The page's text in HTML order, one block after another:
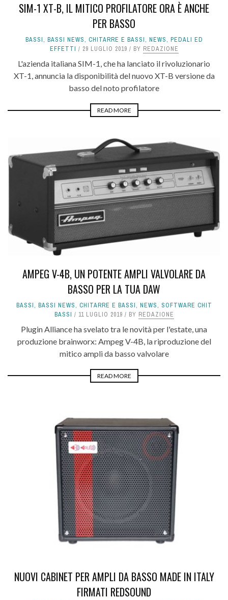
SIM-1 XT-B, IL MITICO PROFILATORE ORA È ANCHE
PER BASSO
BASSI, BASSI NEWS, CHITARRE E BASSI, NEWS, PEDALI ED
EFFETTI
29 LUGLIO 2019 BY REDAZIONE
L'azienda italiana SIM-1, che ha lanciato il rivoluzionario
XT-1, annuncia la disponibilità del nuovo XT-B versione da
basso del noto profilatore
READ MORE
AMPEG V-4B, UN POTENTE AMPLI VALVOLARE DA
BASSO PER LA TUA DAW
BASSI, BASSI NEWS, CHITARRE E BASSI, NEWS, SOFTWARE CHIT
BASSI
11 LUGLIO 2019 BY REDAZIONE
Plugin Alliance ha svelato tra le novità per l'estate, una
produzione brainworx: Ampeg V-4B, la riproduzione del
mitico ampli da basso valvolare
READ MORE
NUOVI CABINET PER AMPLI DA BASSO MADE IN ITALY
FIRMATI REDSOUND